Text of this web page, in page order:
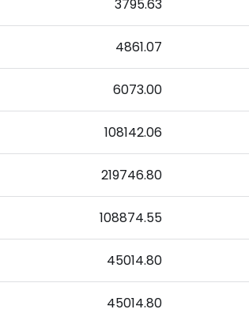
3795.63
4861.07
6073.00
108142.06
219746.80
108874.55
45014.80
45014.80